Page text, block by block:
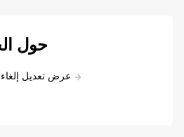
حول
عرض تعديل